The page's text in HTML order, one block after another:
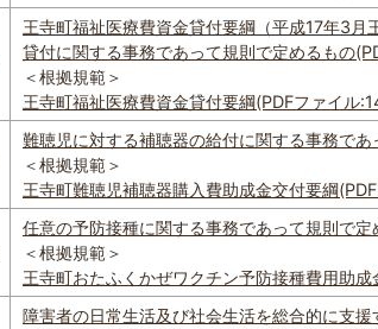
王寺町福祉医療費資金貸付要綱（平成17年3月
貸付に関する事務であって規則で定めるもの
＜根拠規範＞
王寺町福祉医療費資金貸付要綱(PDFファイル
難聴児に対する補聴器の給付に関する事務で
＜根拠規範＞
王寺町難聴児補聴器購入費助成金交付要綱
任意の予防接種に関する事務であって規則で
＜根拠規範＞
王寺町おたふくかぜワクチン予防接種費用助
障害者の日常生活及び社会生活を総合的に支